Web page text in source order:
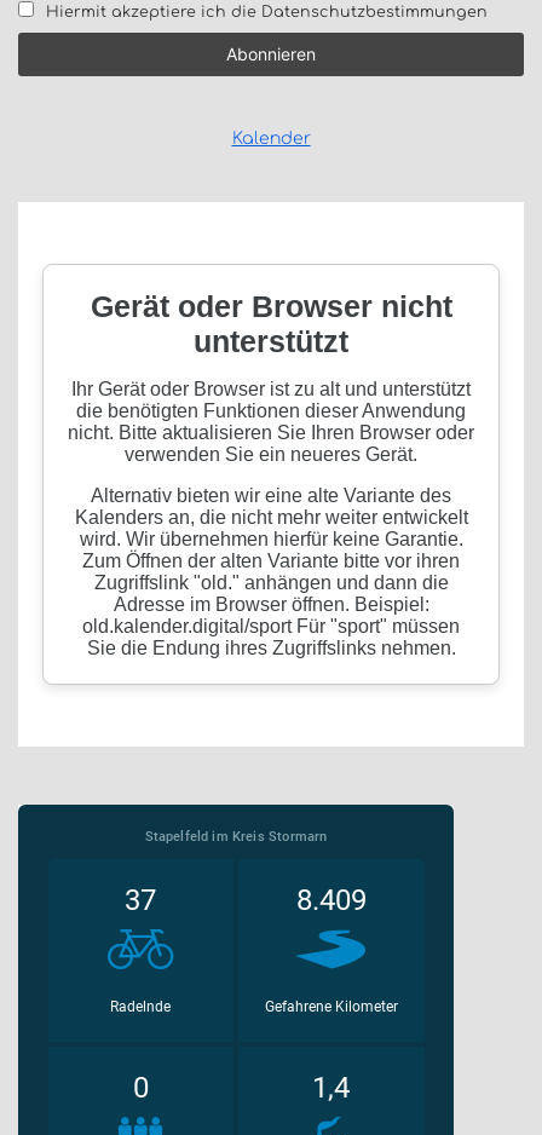
Hiermit akzeptiere ich die Datenschutzbestimmungen
Kalender